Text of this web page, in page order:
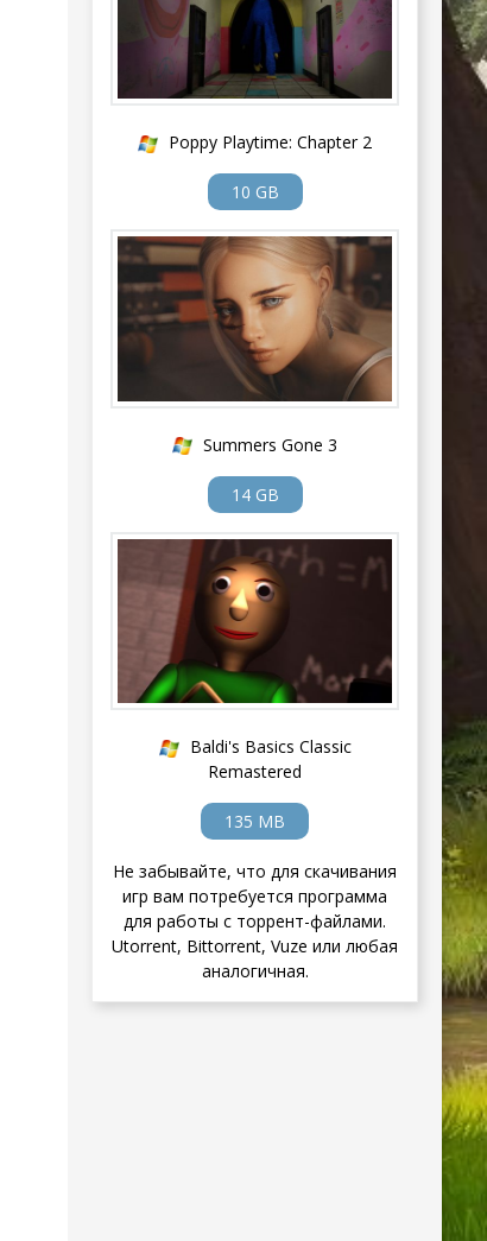
Poppy Playtime: Chapter 2
10 GB
Summers Gone 3
14 GB
Baldi's Basics Classic
Remastered
135 MB
Не забывайте, что для скачивания
игр вам потребуется программа
для работы с торрент-файлами.
Utorrent, Bittorrent, Vuze или любая
аналогичная.